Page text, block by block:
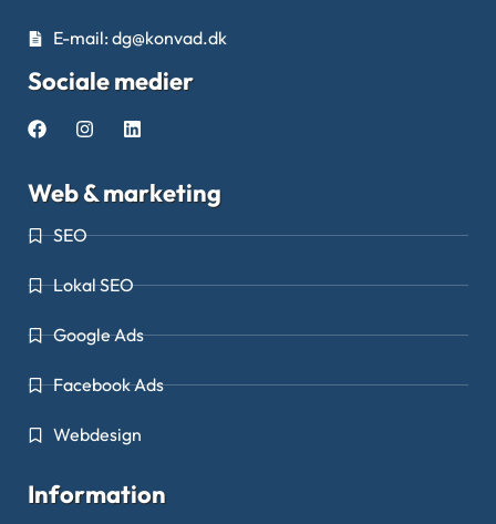
E-mail: dg@konvad.dk
Sociale medier
Web & marketing
SEO
Lokal SEO
Google Ads
Facebook Ads
Webdesign
Information